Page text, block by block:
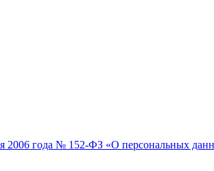
2006 года № 152-ФЗ «О персональных